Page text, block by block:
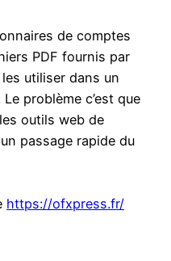
de comptes
PDF fournis par
utiliser dans un
problème c’est que
outils web de
passage rapide du
https://ofxpress.fr/